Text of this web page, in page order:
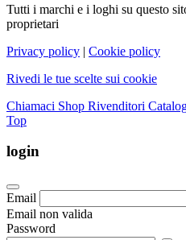
Tutti i marchi e i loghi su questo
proprietari
Privacy policy | Cookie policy
Rivedi le tue scelte sui cookie
Chiamaci Shop Rivenditori
Top
login
Email
Email non valida
Password